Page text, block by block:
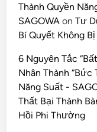
Thành Quyền
SAGOWA onTư
Bí Quyết Không
6 Nguyên Tắc
Nhân Thành “Bức
Năng Suất -
Thất Bại Thành
Hồi Phi Thường